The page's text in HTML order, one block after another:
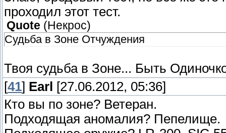
проходил этот тест.
Quote ( Некрос)
Судьба в Зоне Отчуждения
Твоя судьба в Зоне... Быть
[41] Earl
[27.06.2012, 05:36]
Кто вы по зоне? Ветеран.
Подходящая аномалия? Пепелище.